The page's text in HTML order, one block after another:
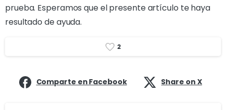
prueba. Esperamos que el presente artículo te haya
resultado de ayuda.
2
Comparte en Facebook Share on X